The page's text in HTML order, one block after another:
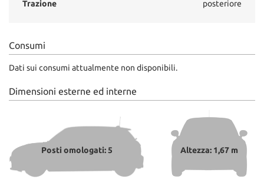
Trazione posteriore
Consumi
Dati sui consumi attualmente non disponibili.
Dimensioni esterne ed interne
Posti omologati: 5 Altezza: 1,67 m